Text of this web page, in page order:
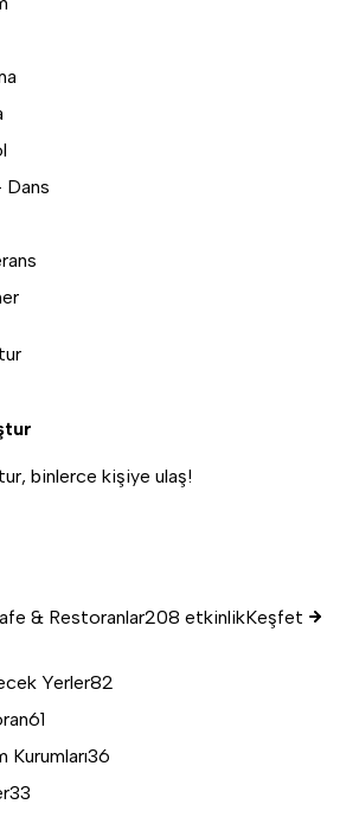
Dans
binlerce kişiye ulaş!
& Restoranlar208 etkinlikKeşfet
Yerler82
61
Kurumları36
33